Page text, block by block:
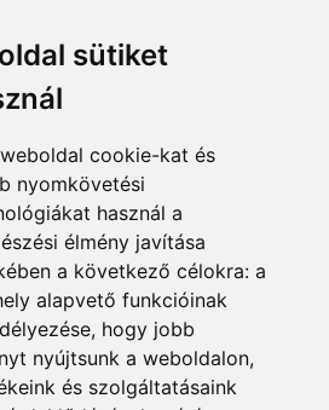
sütiket
cookie-kat és
nyomkövetési
használ a
élmény javítása
a következő célokra: a
alapvető funkcióinak
, hogy jobb
nyújtsunk a weboldalon,
és szolgáltatásaink